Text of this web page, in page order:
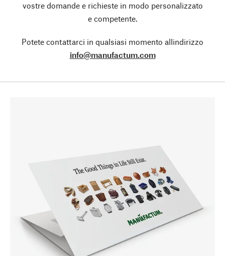
vostre domande e richieste in modo personalizzato
e competente.
Potete contattarci in qualsiasi momento allindirizzo
info@manufactum.com